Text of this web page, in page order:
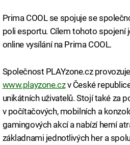
Prima COOL se spojuje se
poli esportu. Cílem tohoto spojení
online vysílání na Prima COOL.
Společnost PLAYzone.cz
www.playzone.czv České
unikátních uživatelů. Stojí také za
v počítačových, mobilních a
gamingových akcí a nabízí herní
základnami jednotlivých her a